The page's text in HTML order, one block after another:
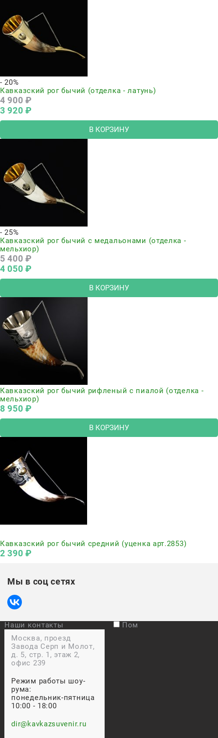
- 20%
Кавказский рог бычий (отделка - латунь)
4 900 ₽
3 920 ₽
В КОРЗИНУ
- 25%
Кавказский рог бычий с медальонами (отделка -
мельхиор)
5 400 ₽
4 050 ₽
В КОРЗИНУ
Кавказский рог бычий рифленый с пиалой (отделка -
мельхиор)
8 950 ₽
В КОРЗИНУ
Кавказский рог бычий средний (уценка арт.2853)
2 390 ₽
Мы в соц сетях
Наши контакты
Москва, проезд
Завода Серп и Молот,
д. 5, стр. 1, этаж 2,
офис 239
Режим работы шоу-
рума:
понедельник-пятница
10:00 - 18:00
dir@kavkazsuvenir.ru
Пом